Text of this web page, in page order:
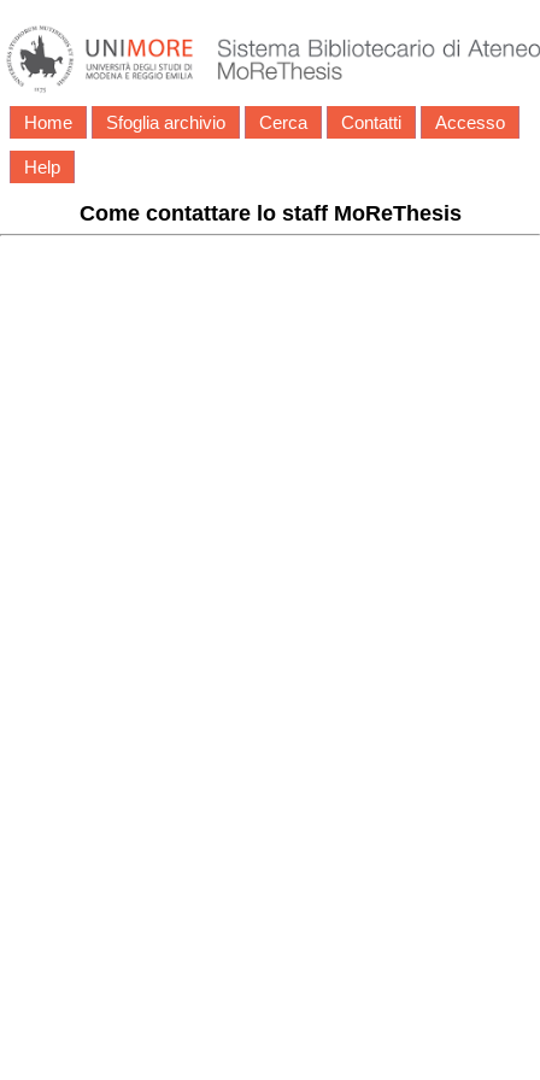
Home Sfoglia archivio Cerca Contatti Accesso
Help
Come contattare lo staff MoReThesis